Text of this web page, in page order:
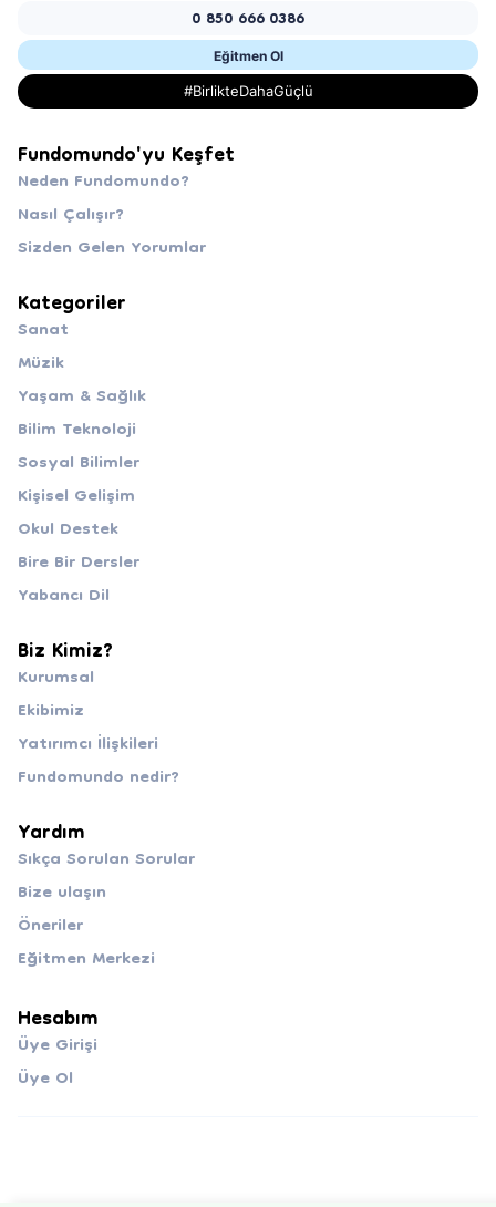
0 850 666 0386
Eğitmen Ol
#BirlikteDahaGüçlü
Fundomundo'yu Keşfet
Neden Fundomundo?
Nasıl Çalışır?
Sizden Gelen Yorumlar
Kategoriler
Sanat
Müzik
Yaşam & Sağlık
Bilim Teknoloji
Sosyal Bilimler
Kişisel Gelişim
Okul Destek
Bire Bir Dersler
Yabancı Dil
Biz Kimiz?
Kurumsal
Ekibimiz
Yatırımcı İlişkileri
Fundomundo nedir?
Yardım
Sıkça Sorulan Sorular
Bize ulaşın
Öneriler
Eğitmen Merkezi
Hesabım
Üye Girişi
Üye Ol